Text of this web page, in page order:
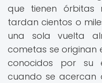
que tienen órbitas
tardan cientos o
una sola vuelta
cometas se originan
conocidos por su
cuando se acercan